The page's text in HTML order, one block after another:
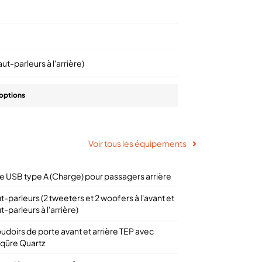
parleurs à l'arrière)
Voir tous les équipements
USB type A (Charge) pour passagers arrière
parleurs (2 tweeters et 2 woofers à l'avant et
parleurs à l'arrière)
de porte avant et arrière TEP avec
Quartz